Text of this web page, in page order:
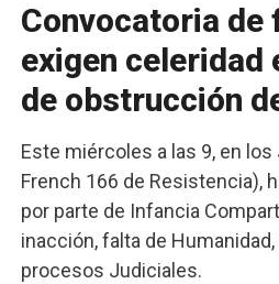
Convocatoria de
exigen celeridad
de obstrucción
Este miércoles a las 9, en
French 166 de Resistencia),
por parte de Infancia
inacción, falta de
procesos Judiciales.